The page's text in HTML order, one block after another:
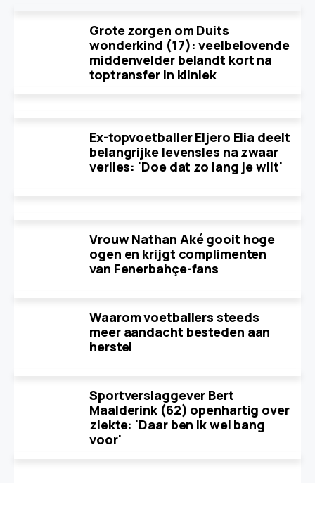
Grote zorgen om Duits
wonderkind (17): veelbelovende
middenvelder belandt kort na
toptransfer in kliniek
Ex-topvoetballer Eljero Elia deelt
belangrijke levensles na zwaar
verlies: 'Doe dat zo lang je wilt'
Vrouw Nathan Aké gooit hoge
ogen en krijgt complimenten
van Fenerbahçe-fans
Waarom voetballers steeds
meer aandacht besteden aan
herstel
Sportverslaggever Bert
Maalderink (62) openhartig over
ziekte: 'Daar ben ik wel bang
voor'